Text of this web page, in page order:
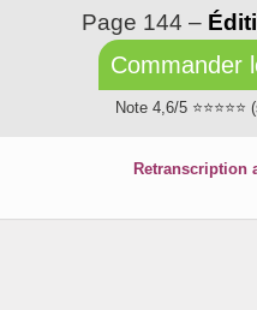
Page 144 –
Commander
Note 4,6/5
Retranscription